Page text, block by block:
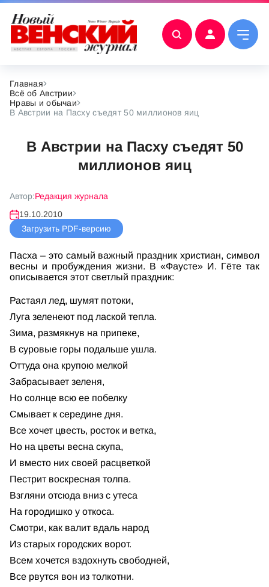
Главная
Всё об Австрии
Нравы и обычаи
В Австрии на Пасху съедят 50 миллионов яиц
В Австрии на Пасху съедят 50
миллионов яиц
Автор:Редакция журнала
19.10.2010
Загрузить PDF-версию
Пасха – это самый важный праздник христиан, символ
весны и пробуждения жизни. В «Фаусте» И. Гёте так
описывается этот светлый праздник:
Растаял лед, шумят потоки,
Луга зеленеют под лаской тепла.
Зима, размякнув на припеке,
В суровые горы подальше ушла.
Оттуда она крупою мелкой
Забрасывает зеленя,
Но солнце всю ее побелку
Смывает к середине дня.
Все хочет цвесть, росток и ветка,
Но на цветы весна скупа,
И вместо них своей расцветкой
Пестрит воскресная толпа.
Взгляни отсюда вниз с утеса
На городишко у откоса.
Смотри, как валит вдаль народ
Из старых городских ворот.
Всем хочется вздохнуть свободней,
Все рвутся вон из толкотни.